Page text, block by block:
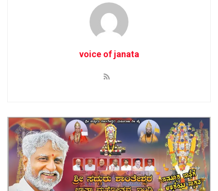
voice of janata